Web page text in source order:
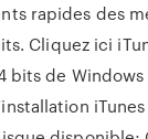
rapides des
Cliquez ici
bits de